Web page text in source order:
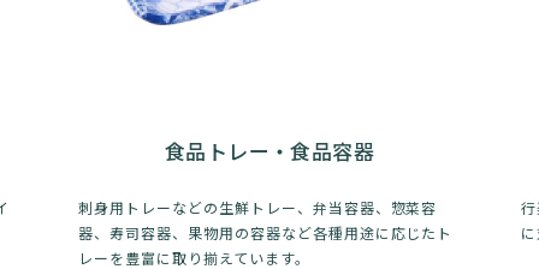
食品トレー・食品容器
刺身用トレーなどの生鮮トレー、弁当容器、惣菜容
器、寿司容器、果物用の容器など各種用途に応じたト
レーを豊富に取り揃えています。